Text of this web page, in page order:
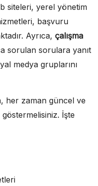
siteleri, yerel yönetim
başvuru
Ayrıca, çalışma
sorulan sorulara yanıt
medya gruplarını
her zaman güncel ve
İşte